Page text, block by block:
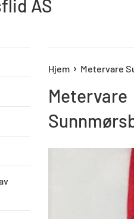
AS
Hjem › Metervare
Metervare